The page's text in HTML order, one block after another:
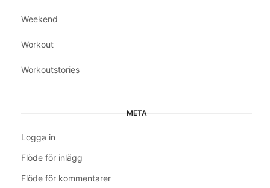
Weekend
Workout
Workoutstories
META
Logga in
Flöde för inlägg
Flöde för kommentarer